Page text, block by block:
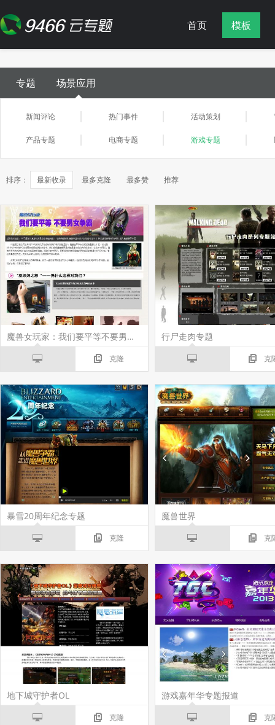
首页 模板
专题 场景应用
新闻评论 热门事件 活动策划
产品专题 电商专题 游戏专题
排序： 最新收录 最多克隆 最多赞 推荐
魔兽女玩家：我们要平等不要男女争霸！
克隆
行尸走肉专题
克
暴雪20周年纪念专题
克隆
魔兽世界
克
地下城守护者OL
克隆
游戏嘉年华专题报道
克